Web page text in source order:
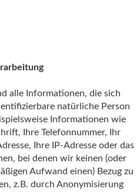
alle Informationen, die sich
natürliche Person
Informationen wie
Ihre Telefonnummer, Ihr
Ihre IP-Adresse oder das
bei denen wir keinen (oder
Aufwand einen) Bezug zu
z.B. durch Anonymisierung